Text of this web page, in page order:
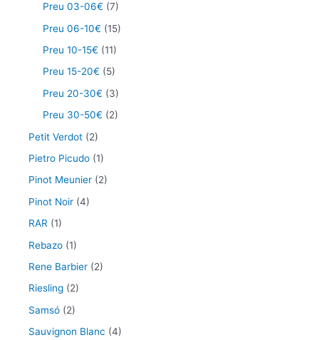
Preu 03-06€ (7)
Preu 06-10€ (15)
Preu 10-15€ (11)
Preu 15-20€ (5)
Preu 20-30€ (3)
Preu 30-50€ (2)
Petit Verdot (2)
Pietro Picudo (1)
Pinot Meunier (2)
Pinot Noir (4)
RAR (1)
Rebazo (1)
Rene Barbier (2)
Riesling (2)
Samsó (2)
Sauvignon Blanc (4)